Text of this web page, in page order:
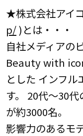
★株式会社アイ
p/)とは・・・
自社メディアの
Beauty with
とした インフ
す。 20代～30
が約3000名。
影響力のあるモ